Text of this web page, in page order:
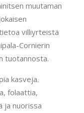
muutaman
villiyrteistä
Cornierin
tuotannosta.
kasveja.
folaattia,
ja nuorissa